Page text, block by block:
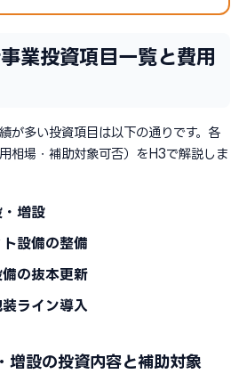
業投資項目一覧と費用
が多い投資項目は以下の通りです。各
相場・補助対象可否）をH3で解説しま
増設
設備の整備
の抜本更新
ライン導入
増設の投資内容と補助対象